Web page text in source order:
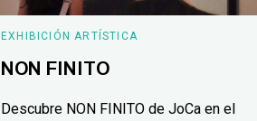
EXHIBICIÓN ARTÍSTICA
NON FINITO
Descubre NON FINITO de JoCa en el